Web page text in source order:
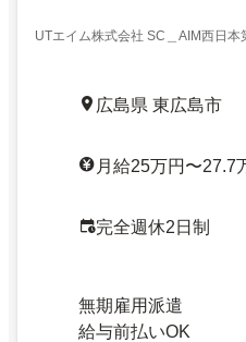
UTエイム株式会社 SC＿AIM西日
広島県 東広島市
月給25万円〜27.7
完全週休2日制
無期雇用派遣
給与前払いOK